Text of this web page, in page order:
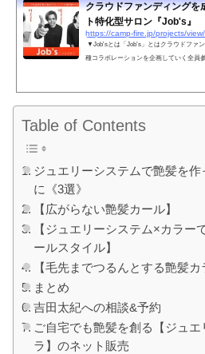
クラウドファンディングを
ト特化型サロン『Job's』
https://camp-fire.jp/projects/
▼Job'sとは「Job’s」とはクラウドファ
種コラボレーションを企画していく全員
Table of Contents
ジュエリーシステムで艶髪を作
に《3選》
【広がらない艶髪カール】
【ジュエリーシステム×カラー
ールスタイル】
【毛先までつるんとする艶髪カ
まとめ
吉田太紀への相談&予約
ご自宅でも艶髪を創る【ジュ
ラ】のネット販売